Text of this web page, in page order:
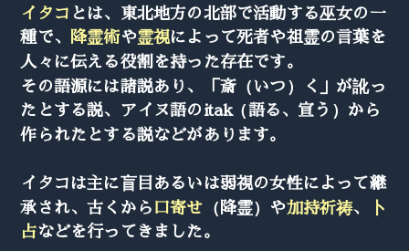
イタコ とは、東北地方の北部で活動する巫女の一
種で、 降霊術や霊視によって死者や祖霊の言葉を
人々に伝える役割を持った存在です。
その語源には諸説あり、「斎（いつ）く」が訛っ
たとする説、アイヌ語のitak（語る、宣う）から
作られたとする説などがあります。
イタコは主に盲目あるいは弱視の女性によって継
承され、古くから口寄せ （降霊）や加持祈祷、
卜
占などを行ってきました。